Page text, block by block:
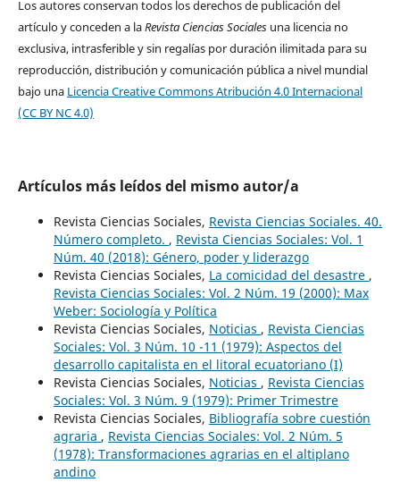
Los autores conservan todos los derechos de publicación del
artículo y conceden a laRevista Ciencias Socialesuna licencia no
exclusiva, intrasferible y sin regalías por duración ilimitada para su
reproducción, distribución y comunicación pública a nivel mundial
bajo una Licencia Creative Commons Atribución 4.0 Internacional
(CC BY NC 4.0)
Artículos más leídos del mismo autor/a
Revista Ciencias Sociales, Revista Ciencias Sociales. 40.
Número completo. , Revista Ciencias Sociales: Vol. 1
Núm. 40 (2018): Género, poder y liderazgo
Revista Ciencias Sociales, La comicidad del desastre ,
Revista Ciencias Sociales: Vol. 2 Núm. 19 (2000): Max
Weber: Sociología y Política
Revista Ciencias Sociales, Noticias , Revista Ciencias
Sociales: Vol. 3 Núm. 10 -11 (1979): Aspectos del
desarrollo capitalista en el litoral ecuatoriano (I)
Revista Ciencias Sociales, Noticias , Revista Ciencias
Sociales: Vol. 3 Núm. 9 (1979): Primer Trimestre
Revista Ciencias Sociales, Bibliografía sobre cuestión
agraria , Revista Ciencias Sociales: Vol. 2 Núm. 5
(1978): Transformaciones agrarias en el altiplano
andino